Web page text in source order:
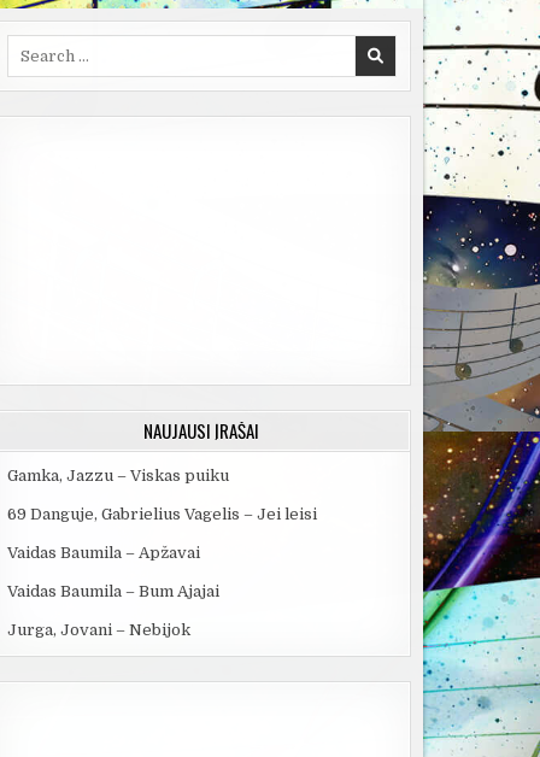
NAUJAUSI ĮRAŠAI
Gamka, Jazzu – Viskas puiku
69 Danguje, Gabrielius Vagelis – Jei leisi
Vaidas Baumila – Apžavai
Vaidas Baumila – Bum Ajajai
Jurga, Jovani – Nebijok